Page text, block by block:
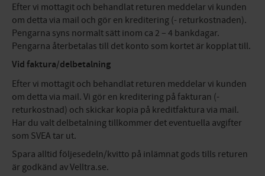
Efter vi mottagit och behandlat returen meddelar vi kunden
om detta via mail och gör en kreditering (- returkostnaden).
Pengarna syns normalt sätt inom ca 2 – 4 bankdagar.
Pengarna återbetalas till det konto som kortet är kopplat till.
Vid faktura/delbetalning
Efter vi mottagit och behandlat returen meddelar vi kunden
om detta via mail. Vi gör en kreditering på fakturan (-
returkostnad) och skickar kopia på kreditfaktura via mail.
Har du valt delbetalning tillkommer det eventuella avgifter
som SVEA tar ut.
Spara alltid följesedeln/kvitto på inlämnat gods tills returen
är godkänd av Velltra.se.